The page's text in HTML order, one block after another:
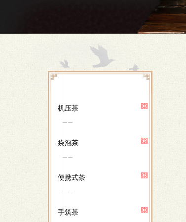
机压茶
袋泡茶
便携式茶
手筑茶